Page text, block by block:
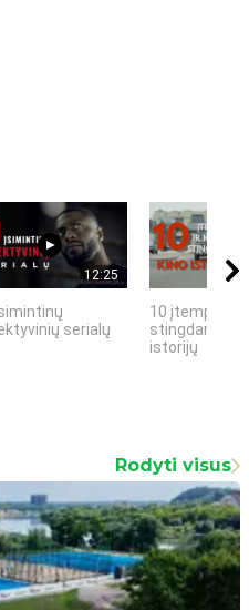
12:25
serialų
10 įtemptų,
stingdančių
istorijų
Rodyti visus